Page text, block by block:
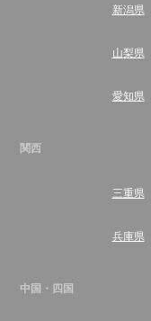
新潟県
山梨県
愛知県
関西
三重県
兵庫県
中国・四国